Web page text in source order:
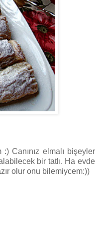
:) Canınız elmalı bişeyler
bir tatlı. Ha evde
olur onu bilemiycem:))